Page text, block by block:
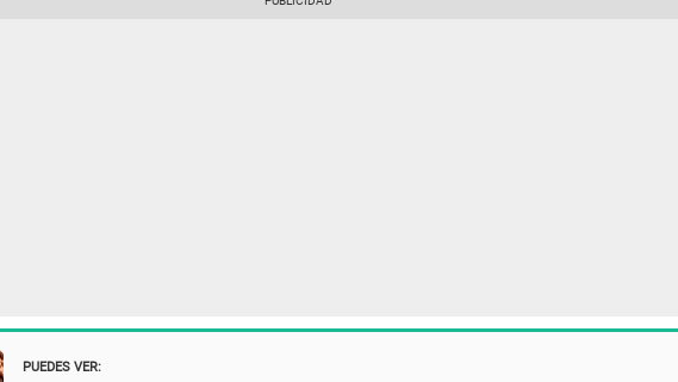
PUEDES VER: